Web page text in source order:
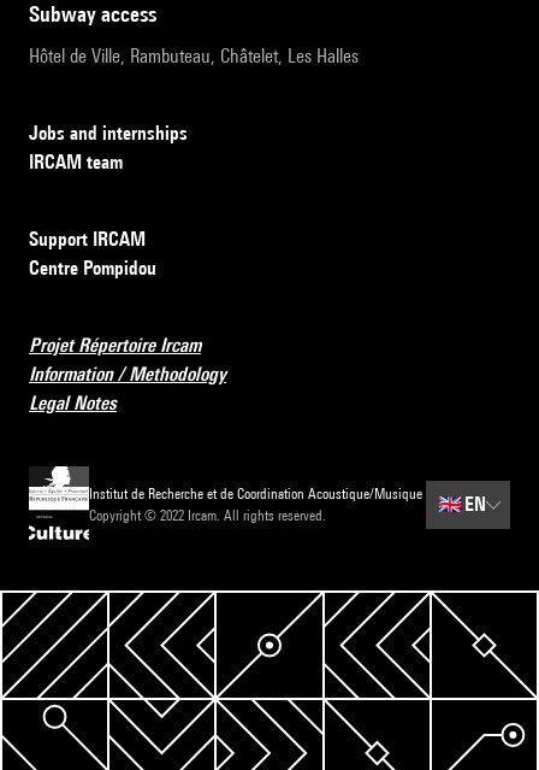
subway access
Hôtel de Ville, Rambuteau, Châtelet, Les Halles
Jobs and internships
IRCAM team
Support IRCAM
Centre Pompidou
Projet Répertoire Ircam
Information / Methodology
Legal Notes
Institut de Recherche et de Coordination Acoustique/Musique
Copyright © 2022 Ircam. All rights reserved.
🇬🇧 EN